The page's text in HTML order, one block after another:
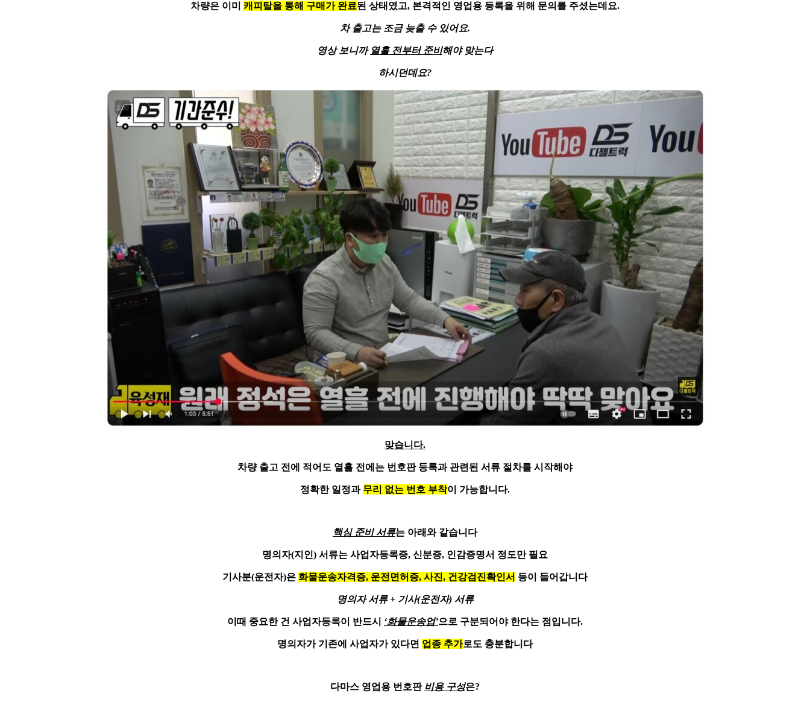
차량은 이미 캐피탈을 통해 구매가 완료된 상태였고, 본격적인 영업용 등록을 위해 문의를 주셨는데요.
차 출고는 조금 늦출 수 있어요.
영상 보니까 열흘 전부터 준비해야 맞는다
하시던데요?
맞습니다.
차량 출고 전에 적어도 열흘 전 에는 번호판 등록과 관련된 서류 절차를 시작해야
정확한 일정과 무리 없는 번호 부착이 가능합니다.
핵심 준비 서류는 아래와 같습니다
명의자(지인) 서류는 사업자등록증, 신분증, 인감증명서 정도만 필요
기사분(운전자)은 화물운송자격증, 운전면허증, 사진, 건강검진확인서 등이 들어갑니다
명의자 서류 + 기사(운전자) 서류
이때 중요한 건 사업자등록이 반드시 ‘화물운송업’으로 구분되어야 한다는 점입니다.
명의자가 기존에 사업자가 있다면 업종 추가로도 충분합니다
다마스 영업용 번호판 비용 구성은?